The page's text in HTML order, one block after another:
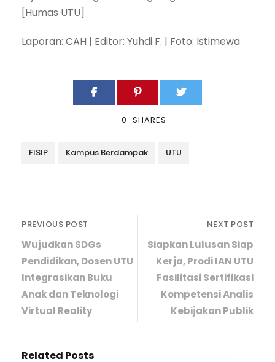
[Humas UTU]
Laporan: CAH | Editor: Yuhdi F. | Foto: Istimewa
0 SHARES
FISIP Kampus Berdampak UTU
PREVIOUS POST
Wujudkan SDGs
Pendidikan, Dosen UTU
Integrasikan Buku
Anak dan Teknologi
Virtual Reality
NEXT POST
Siapkan Lulusan Siap
Kerja, Prodi IAN UTU
Fasilitasi Sertifikasi
Kompetensi Analis
Kebijakan Publik
Related Posts